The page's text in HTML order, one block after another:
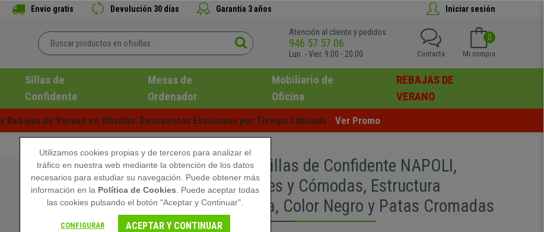
Envío gratis Devolución 30 días Garantía 3 años Iniciar sesión
Atención al cliente y pedidos
946 57 57 06
Lun. - Vier. 9:00 - 20:00
0
Mi compra
Contacta
Sillas de
Confidente
Mesas de
Ordenador
Mobiliario de
Oficina
REBAJAS DE
VERANO
Rebajas de Verano en Ofisillas! Descuentos Exclusivos por Tiempo Limitado - Ver Promo -
Lote 4 Sillas de Confidente NAPOLI,
Versátiles y Cómodas, Estructura
Metálica, Color Negro y Patas Cromadas
Utilizamos cookies propias y de terceros para analizar el
tráfico en nuestra web mediante la obtención de los datos
necesarios para estudiar su navegación. Puede obtener más
información en la Política de Cookies . Puede aceptar todas
las cookies pulsando el botón "Aceptar y Continuar".
CONFIGURAR ACEPTAR Y CONTINUAR